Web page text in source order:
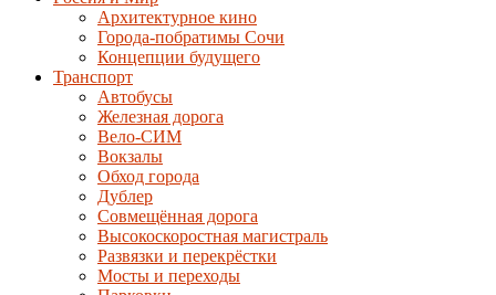
Архитектурное кино
Города-побратимы Сочи
Концепции будущего
Транспорт
Автобусы
Железная дорога
Вело-СИМ
Вокзалы
Обход города
Дублер
Совмещённая дорога
Высокоскоростная магистраль
Развязки и перекрёстки
Мосты и переходы